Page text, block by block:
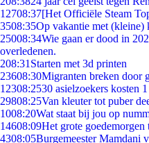
12708:37[Het Officiële Steam
3508:35Op vakantie met (kleine)
25008:34Wie gaan er dood in
overledenen.
208:31 Starten met 3d printen
23608:30Migranten breken door
12308:2530 asielzoekers kosten
29808:25Van kleuter tot puber
1008:20Wat staat bij jou op
14608:09Het grote goedemorgen
4308:05Burgemeester Mamdani